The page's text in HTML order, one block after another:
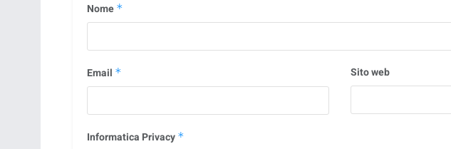
Nome *
Email * Sito web
Informatica Privacy *